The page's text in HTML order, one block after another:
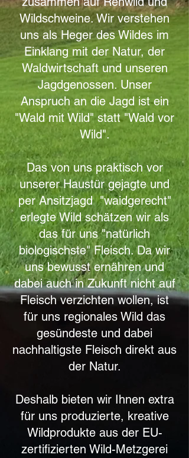
Wildschweine. Wir verstehen
uns als Heger des Wildes im
Einklang mit der Natur, der
Waldwirtschaft und unseren
Jagdgenossen. Unser
Anspruch an die Jagd ist ein
"Wald mit Wild" statt "Wald vor
Wild".
Das von uns praktisch vor
unserer Haustür gejagte und
per Ansitzjagd "waidgerecht"
erlegte Wild schätzen wir als
das für uns "natürlich
biologischste" Fleisch. Da wir
uns bewusst ernähren und
dabei auch in Zukunft nicht auf
Fleisch verzichten wollen, ist
für uns regionales Wild das
gesündeste und dabei
nachhaltigste Fleisch direkt aus
der Natur.
Deshalb bieten wir Ihnen extra
für uns produzierte, kreative
Wildprodukte aus der EU-
zertifizierten Wild-Metzgerei